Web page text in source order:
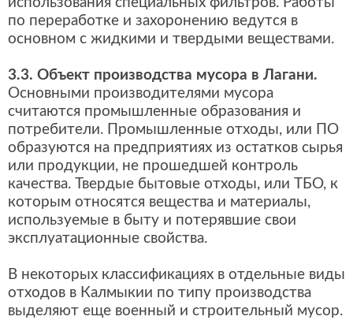
по переработке и захоронению ведутся в
основном с жидкими и твердыми веществами.
3.3. Объект производства мусора в Лагани.
Основными производителями мусора
считаются промышленные образования и
потребители. Промышленные отходы, или ПО
образуются на предприятиях из остатков сырья
или продукции, не прошедшей контроль
качества. Твердые бытовые отходы, или ТБО, к
которым относятся вещества и материалы,
используемые в быту и потерявшие свои
эксплуатационные свойства.
В некоторых классификациях в отдельные виды
отходов в Калмыкии по типу производства
выделяют еще военный и строительный мусор.